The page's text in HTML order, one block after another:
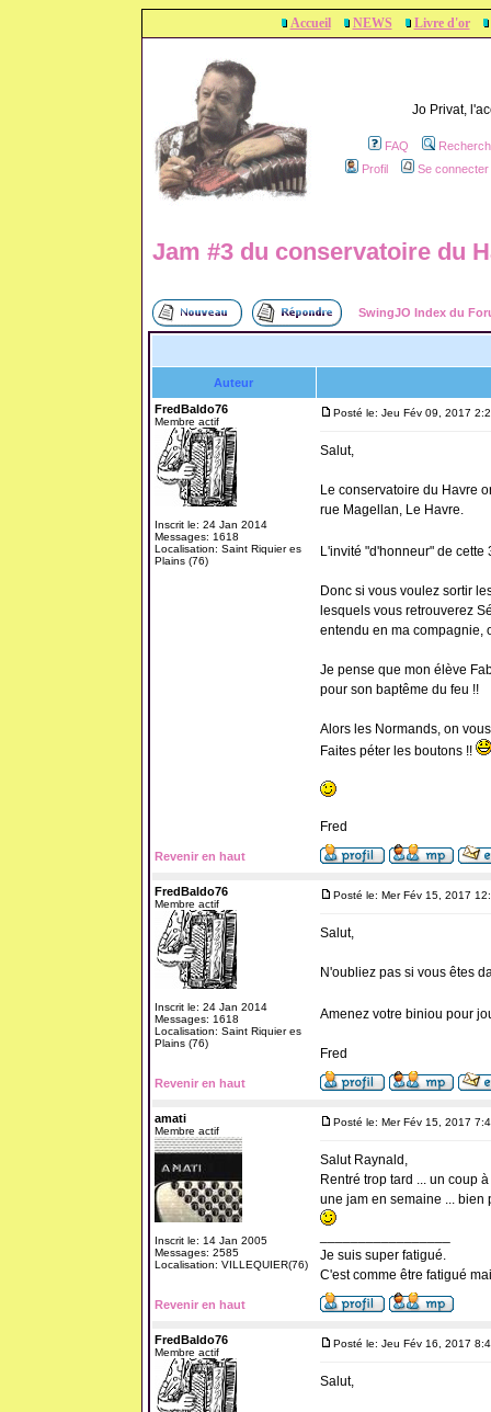
Accueil NEWS Livre d'or
Jo Privat,
FAQ
Profil
Se
Jam #3 du conservatoire du
SwingJO Index du
Auteur
FredBaldo76
Membre actif
Inscrit le: 24 Jan 2014
Messages: 1618
Localisation: Saint Riquier es
Plains (76)
Posté le: Jeu Fév 09, 2017
Salut,
Le conservatoire du Havre
rue Magellan, Le Havre.
L'invité "d'honneur" de
Donc si vous voulez sortir
lesquels vous retrouverez
entendu en ma compagnie,
Je pense que mon élève
pour son baptême du feu !!
Alors les Normands, on
Faites péter les boutons !!
Fred
Revenir en haut
FredBaldo76
Membre actif
Inscrit le: 24 Jan 2014
Messages: 1618
Localisation: Saint Riquier es
Plains (76)
Posté le: Mer Fév 15, 2017
Salut,
N'oubliez pas si vous êtes
Amenez votre biniou pour
Fred
Revenir en haut
amati
Membre actif
Inscrit le: 14 Jan 2005
Messages: 2585
Localisation: VILLEQUIER(76)
Posté le: Mer Fév 15, 2017
Salut Raynald,
Rentré trop tard ... un coup
une jam en semaine ... bien
Je suis super fatigué.
C'est comme être fatigué
Revenir en haut
FredBaldo76
Membre actif
Posté le: Jeu Fév 16, 2017
Salut,